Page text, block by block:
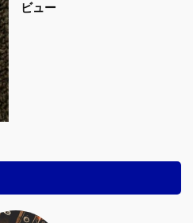
ビュー